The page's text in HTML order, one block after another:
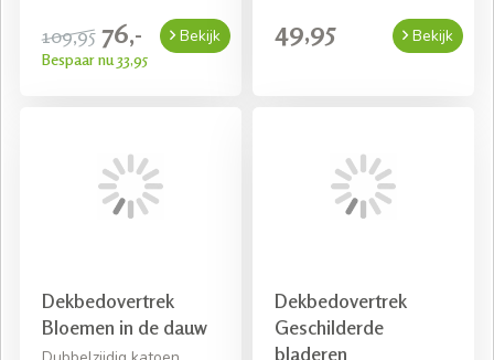
109,95 76,-
Bespaar nu 33,95
Bekijk 49,95 Bekijk
Dekbedovertrek
Bloemen in de dauw
Dekbedovertrek
Geschilderde
bladeren